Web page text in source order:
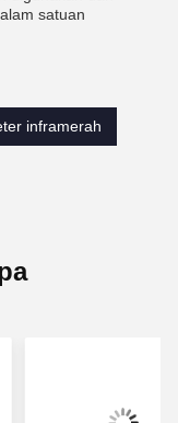
satuan
inframerah